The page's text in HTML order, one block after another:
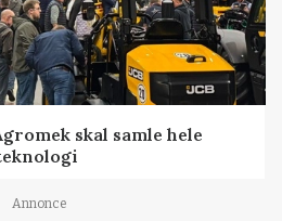
skal samle hele
Annonce